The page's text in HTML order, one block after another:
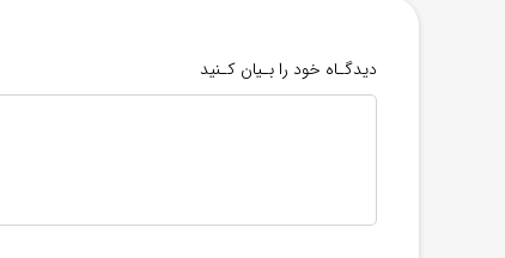
دیدگـاه خود را بـیان کـنید